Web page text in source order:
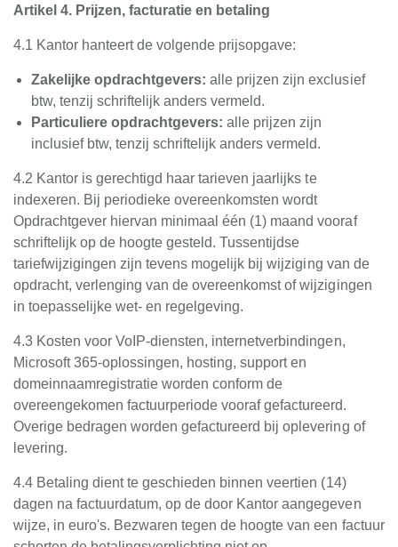
Artikel 4. Prijzen, facturatie en betaling
4.1 Kantor hanteert de volgende prijsopgave:
Zakelijke opdrachtgevers: alle prijzen zijn exclusief
btw, tenzij schriftelijk anders vermeld.
Particuliere opdrachtgevers: alle prijzen zijn
inclusief btw, tenzij schriftelijk anders vermeld.
4.2 Kantor is gerechtigd haar tarieven jaarlijks te
indexeren. Bij periodieke overeenkomsten wordt
Opdrachtgever hiervan minimaal één (1) maand vooraf
schriftelijk op de hoogte gesteld. Tussentijdse
tariefwijzigingen zijn tevens mogelijk bij wijziging van de
opdracht, verlenging van de overeenkomst of wijzigingen
in toepasselijke wet- en regelgeving.
4.3 Kosten voor VoIP-diensten, internetverbindingen,
Microsoft 365-oplossingen, hosting, support en
domeinnaamregistratie worden conform de
overeengekomen factuurperiode vooraf gefactureerd.
Overige bedragen worden gefactureerd bij oplevering of
levering.
4.4 Betaling dient te geschieden binnen veertien (14)
dagen na factuurdatum, op de door Kantor aangegeven
wijze, in euro's. Bezwaren tegen de hoogte van een factuur